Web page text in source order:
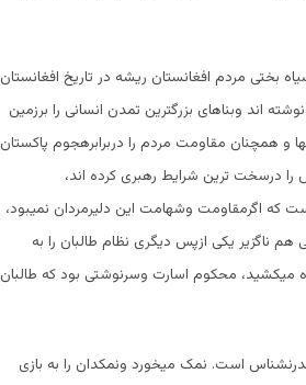
بختی مردم افغانستان ریشه در تاریخ افغانستان
اند وبناهای بزرگترین تمدن انسانی را برزمین
و همچنان مقاومت مردم را دربرابرهجوم پاکستان
را درسخت ترین شرایط رهبری کرده اند،
که اگرمقاومت وشهامت این دلیرمردان نمیبود،
هم ناگزیر یکی ازپس دیگری نظام طالبان را به
میکشید، محکوم اسارت وسرنوشتی بود که طالبان
است. نمک میخورد ونمکدان را به بازی